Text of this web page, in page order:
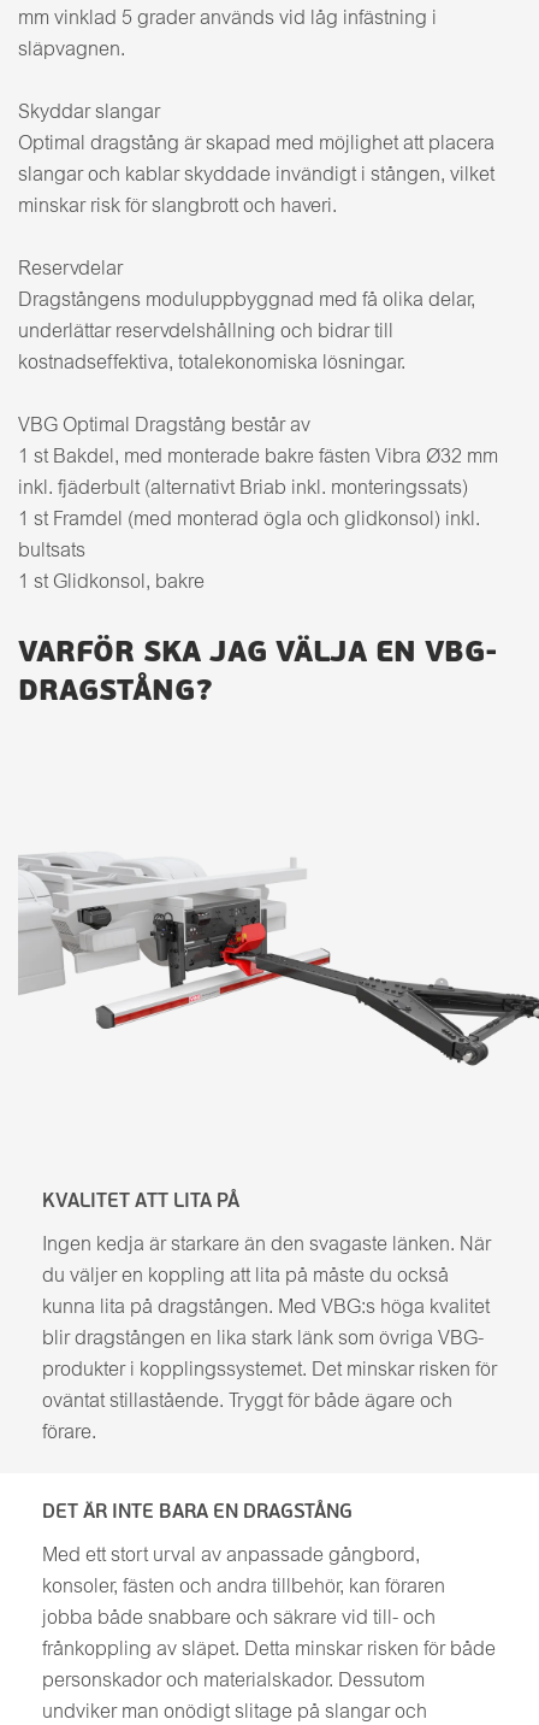
mm vinklad 5 grader används vid låg infästning i
släpvagnen.
Skyddar slangar
Optimal dragstång är skapad med möjlighet att placera
slangar och kablar skyddade invändigt i stången, vilket
minskar risk för slangbrott och haveri.
Reservdelar
Dragstångens moduluppbyggnad med få olika delar,
underlättar reservdelshållning och bidrar till
kostnadseffektiva, totalekonomiska lösningar.
VBG Optimal Dragstång består av
1 st Bakdel, med monterade bakre fästen Vibra Ø32 mm
inkl. fjäderbult (alternativt Briab inkl. monteringssats)
1 st Framdel (med monterad ögla och glidkonsol) inkl.
bultsats
1 st Glidkonsol, bakre
VARFÖR SKA JAG VÄLJA EN VBG-
DRAGSTÅNG?
KVALITET ATT LITA PÅ
Ingen kedja är starkare än den svagaste länken. När
du väljer en koppling att lita på måste du också
kunna lita på dragstången. Med VBG:s höga kvalitet
blir dragstången en lika stark länk som övriga VBG-
produkter i kopplingssystemet. Det minskar risken för
oväntat stillastående. Tryggt för både ägare och
förare.
DET ÄR INTE BARA EN DRAGSTÅNG
Med ett stort urval av anpassade gångbord,
konsoler, fästen och andra tillbehör, kan föraren
jobba både snabbare och säkrare vid till- och
frånkoppling av släpet. Detta minskar risken för både
personskador och materialskador. Dessutom
undviker man onödigt slitage på slangar och